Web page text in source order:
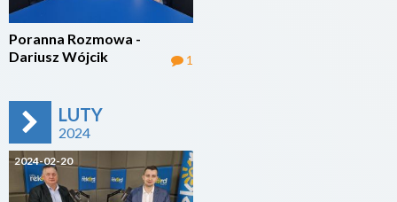
Poranna Rozmowa -
Dariusz Wójcik
1
LUTY
2024
2024-02-20